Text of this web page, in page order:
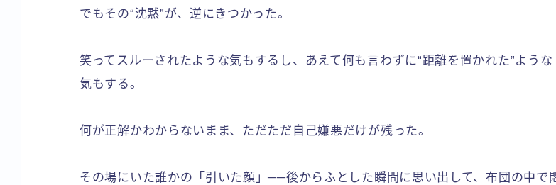
でもその“沈黙”が、逆にきつかった。
笑ってスルーされたような気もするし、あえて何も言わずに“距離を置かれた”ような
気もする。
何が正解かわからないまま、ただただ自己嫌悪だけが残った。
その場にいた誰かの「引いた顔」──後からふとした瞬間に思い出して、布団の中で